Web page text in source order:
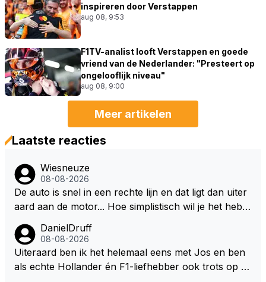
inspireren door Verstappen
aug 08, 9:53
F1TV-analist looft Verstappen en goede
vriend van de Nederlander: "Presteert op
ongelooflijk niveau"
aug 08, 9:00
Meer artikelen
Laatste reacties
Wiesneuze
08-08-2026
De auto is snel in een rechte lijn en dat ligt dan uiter
aard aan de motor... Hoe simplistisch wil je het hebb
rstand ontzettend belangrijk. Heeft Red Bull bochtgri
p opgegeven voor topsnelheid? Dat is iets wat vaker
gebeurd is, zeker met Verstappen aan bet stuur.
DanielDruff
08-08-2026
Uiteraard ben ik het helemaal eens met Jos en ben
als echte Hollander én F1-liefhebber ook trots op de